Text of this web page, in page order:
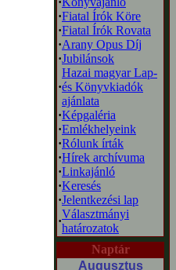
·Fiatal Írók Köre
·Fiatal Írók Rovata
·Arany Opus Díj
·Jubilánsok
·
Hazai magyar Lap-
és Könyvkiadók
ajánlata
·Képgaléria
·Emlékhelyeink
·Rólunk írták
·Hírek archívuma
·Linkajánló
·Keresés
·Jelentkezési lap
·
Választmányi
határozatok
Naptár
Augusztus